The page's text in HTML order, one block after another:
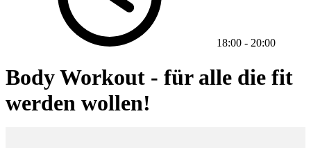
18:00 - 20:00
Body Workout - für alle die fit
werden wollen!